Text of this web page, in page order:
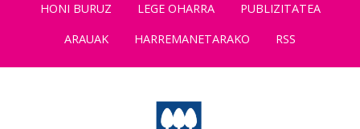
HONI BURUZ LEGE OHARRA
PUBLIZITATEA
ARAUAK
HARREMANETARAKO RSS